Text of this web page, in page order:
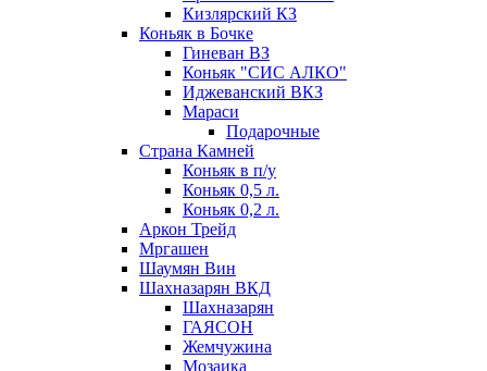
Кизлярский КЗ
Коньяк в Бочке
Гиневан ВЗ
Коньяк "СИС АЛКО"
Иджеванский ВКЗ
Мараси
Подарочные
Страна Камней
Коньяк в п/у
Коньяк 0,5 л.
Коньяк 0,2 л.
Аркон Трейд
Мргашен
Шаумян Вин
Шахназарян ВКД
Шахназарян
ГАЯСОН
Жемчужина
Мозаика